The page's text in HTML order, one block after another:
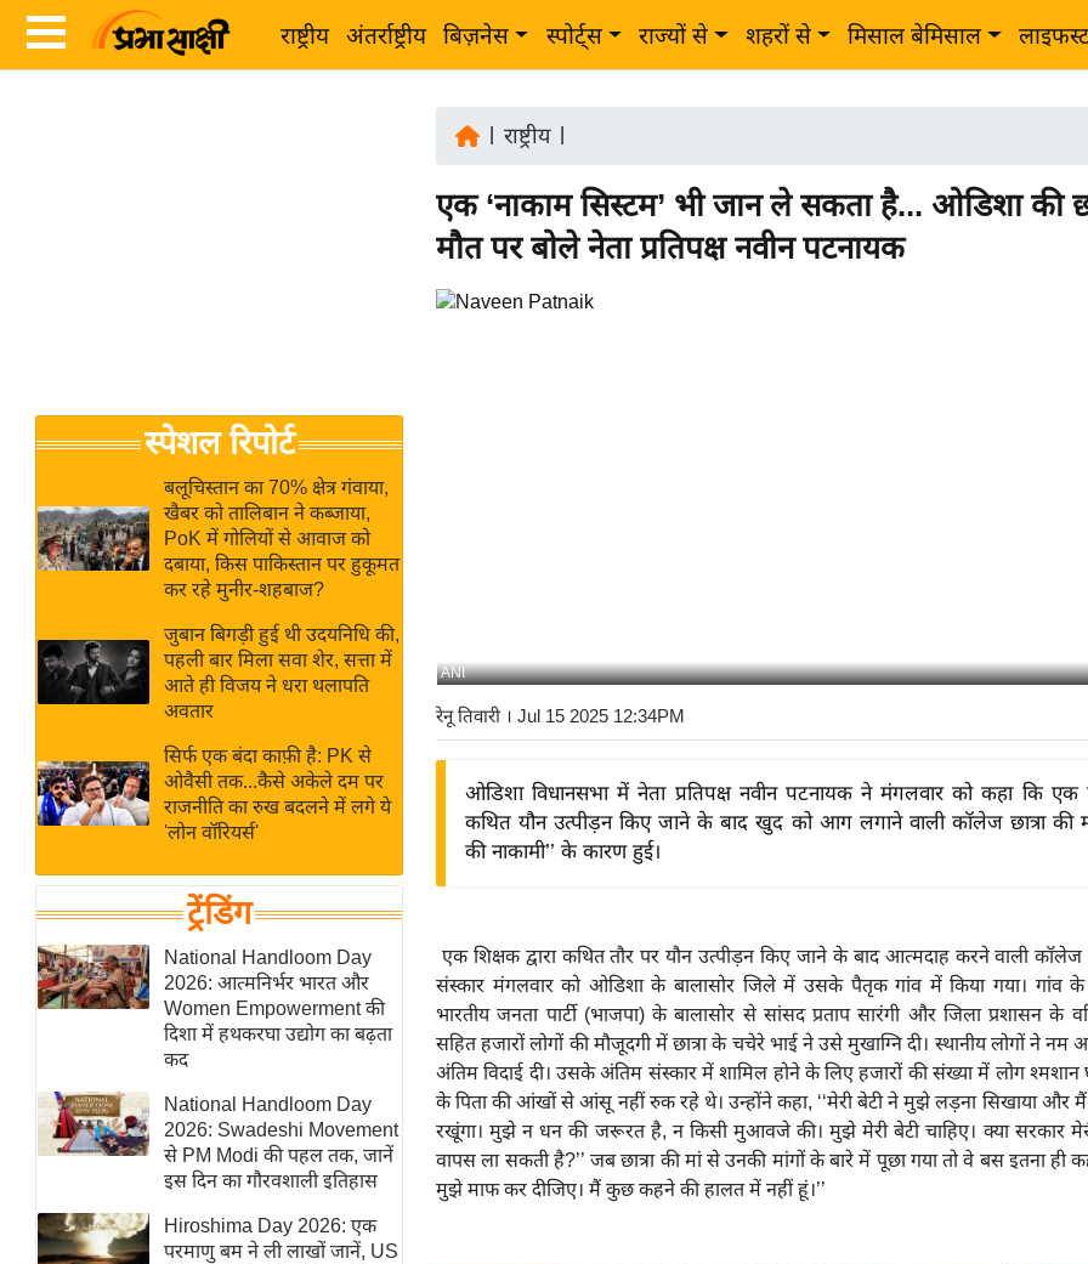
राष्ट्रीय अंतर्राष्ट्रीय बिज़नेस स्पोर्ट्स राज्यों से शहरों से मिसाल बेमिसाल
Breaking
News in
Hindi
Hindi
Videos
जगत
राय
बजट
IPL
2026
ई-पेपर
मिसाल बेमिसाल
शख्सियत
यंग इंडिया
साहित्य जगत
ऑटो वर्ल्ड
न्यूज ब्रीफ
मनोरंजन जगत
बॉलीवुड
हॉलीवुड
फिल्म समीक्षा
Breaking
News
लाइफस्टाइल
स्पेशल रिपोर्ट
बलूचिस्तान का 70% क्षेत्र गंवाया,
खैबर को तालिबान ने कब्जाया,
PoK में गोलियों से आवाज को
दबाया, किस पाकिस्तान पर हुकूमत
कर रहे मुनीर-शहबाज?
जुबान बिगड़ी हुई थी उदयनिधि की,
पहली बार मिला सवा शेर, सत्ता में
आते ही विजय ने धरा थलापति
अवतार
सिर्फ एक बंदा काफ़ी है: PK से
ओवैसी तक...कैसे अकेले दम पर
राजनीति का रुख बदलने में लगे ये
'लोन वॉरियर्स'
ट्रेंडिंग
National Handloom Day
2026: आत्मनिर्भर भारत और
Women Empowerment की
दिशा में हथकरघा उद्योग का बढ़ता
कद
National Handloom Day
2026: Swadeshi Movement
से PM Modi की पहल तक, जानें
इस दिन का गौरवशाली इतिहास
Hiroshima Day 2026: एक
परमाणु बम ने ली लाखों जानें, US
राष्ट्रीय|
एक ‘नाकाम सिस्टम’ भी जान ले सकता है... ओडिशा की
मौत पर बोले नेता प्रतिपक्ष नवीन पटनायक
ANI
रेनू तिवारी । Jul 15 2025 12:34PM
ओडिशा विधानसभा में नेता प्रतिपक्ष नवीन पटनायक ने मंगलवार को कहा कि एक
कथित यौन उत्पीड़न किए जाने के बाद खुद को आग लगाने वाली कॉलेज छात्रा की
की नाकामी’’ के कारण हुई।
एक शिक्षक द्वारा कथित तौर पर यौन उत्पीड़न किए जाने के बाद आत्मदाह करने वाली कॉलेज
संस्कार मंगलवार को ओडिशा के बालासोर जिले में उसके पैतृक गांव में किया गया। गांव के
भारतीय जनता पार्टी (भाजपा) के बालासोर से सांसद प्रताप सारंगी और जिला प्रशासन के
सहित हजारों लोगों की मौजूदगी में छात्रा के चचेरे भाई ने उसे मुखाग्नि दी। स्थानीय लोगों ने नम
अंतिम विदाई दी। उसके अंतिम संस्कार में शामिल होने के लिए हजारों की संख्या में लोग श्मशान
के पिता की आंखों से आंसू नहीं रुक रहे थे। उन्होंने कहा, ‘‘मेरी बेटी ने मुझे लड़ना सिखाया और मैं
रखूंगा। मुझे न धन की जरूरत है, न किसी मुआवजे की। मुझे मेरी बेटी चाहिए। क्या सरकार
वापस ला सकती है?’’ जब छात्रा की मां से उनकी मांगों के बारे में पूछा गया तो वे बस इतना ही
मुझे माफ कर दीजिए। मैं कुछ कहने की हालत में नहीं हूं।’’